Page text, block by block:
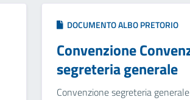
DOCUMENTO ALBO PRETORIO
Convenzione
segreteria generale
Convenzione segreteria generale